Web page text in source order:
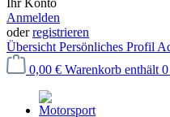
Ihr Konto
Anmelden
oderregistrieren
Übersicht Persönliches Profil
0,00 € Warenkorb enthält